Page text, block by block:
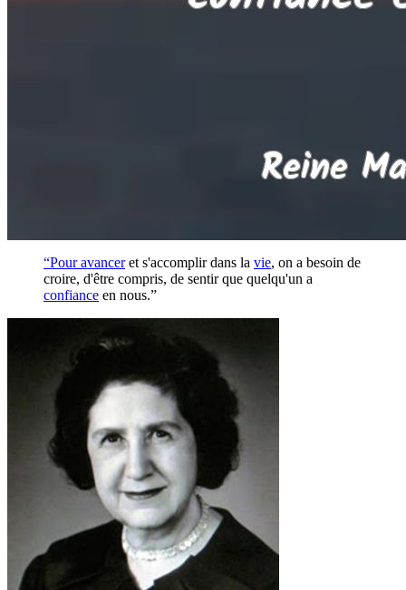
“Pouravanceret s'accomplir dans la vie, on a besoin de
croire, d'être compris, de sentir que quelqu'un a
confiance en nous.”